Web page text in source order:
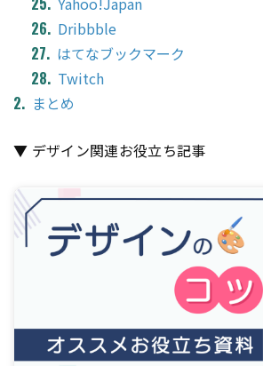
Dribbble
はてなブックマーク
Twitch
まとめ
▼ デザイン関連お役立ち記事